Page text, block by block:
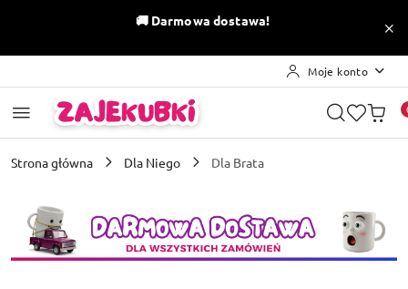
Przejdź do treści głównej
Przejdź do wyszukiwarki
Przejdź do moje konto
Przejdź do menu głównego
Przejdź do stopki
🚚 Darmowa dostawa!
Moje konto
Strona główna Dla Niego Dla Brata